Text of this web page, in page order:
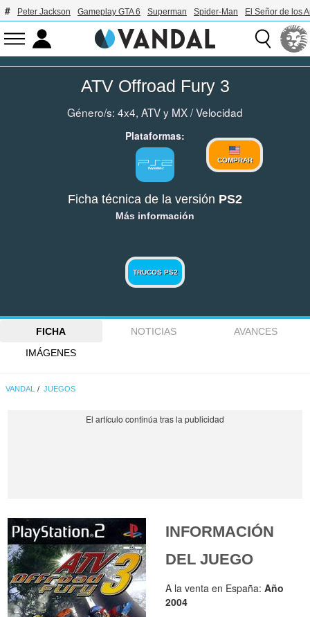
Peter Jackson Gameplay GTA 6 Superman Spider-Man El Señor de los
ATV Offroad Fury 3
Género/s: 4x4, ATV y MX/Velocidad
Plataformas:
COMPRAR
Ficha técnica de la versión PS2
Más información
TRUCOS PS2
FICHA NOTICIAS
AVANCES
IMÁGENES
VANDAL JUEGOS
INFORMACIÓN
DEL JUEGO
A la venta en España:Año
2004